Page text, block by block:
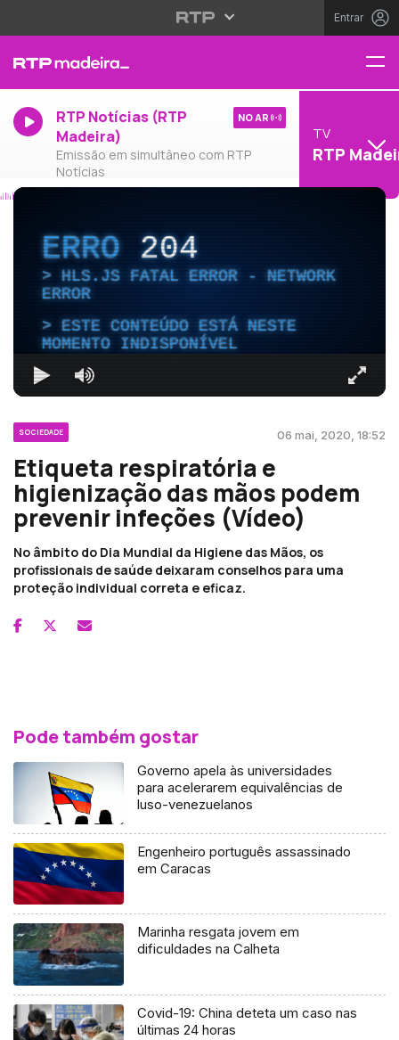
Entrar
RTP Notícias (RTP
Madeira)
Emissão em simultâneo com RTP
Notícias
NO AR
TV
RTP
ERRO204
HLS.JS FATAL ERROR - NETWORK
ERROR
ESTE CONTEÚDO ESTÁ NESTE
MOMENTO INDISPONÍVEL
SOCIEDADE 06 mai, 2020, 18:52
Etiqueta respiratória e
higienização das mãos podem
prevenir infeções (Vídeo)
No âmbito do Dia Mundial da Higiene das Mãos, os
profissionais de saúde deixaram conselhos para uma
proteção individual correta e eficaz.
Pode também gostar
Governo apela às universidades
para acelerarem equivalências de
luso-venezuelanos
Engenheiro português assassinado
em Caracas
Marinha resgata jovem em
dificuldades na Calheta
Covid-19: China deteta um caso nas
últimas 24 horas